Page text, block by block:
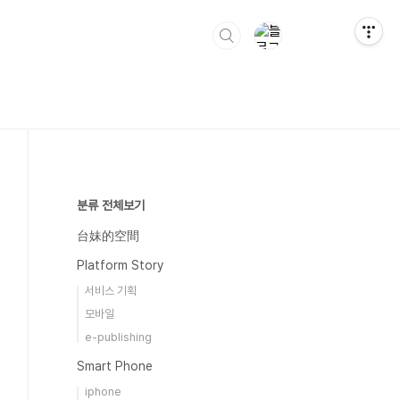
분류 전체보기
台妹的空間
Platform Story
서비스 기획
모바일
e-publishing
Smart Phone
iphone